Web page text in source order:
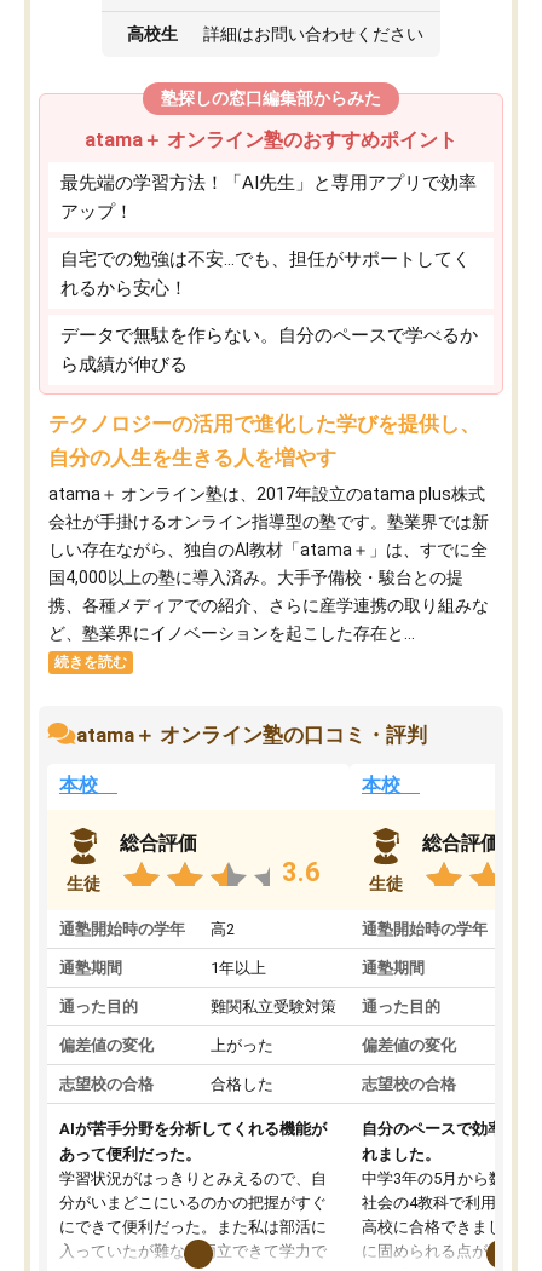
高校生 詳細はお問い合わせください
塾探しの窓口編集部からみた
atama＋ オンライン塾のおすすめポイント
最先端の学習方法！「AI先生」と専用アプリで効率
アップ！
自宅での勉強は不安…でも、担任がサポートしてく
れるから安心！
データで無駄を作らない。自分のペースで学べるか
ら成績が伸びる
テクノロジーの活用で進化した学びを提供し、
自分の人生を生きる人を増やす
atama＋ オンライン塾は、2017年設立のatama plus株式
会社が手掛けるオンライン指導型の塾です。塾業界では新
しい存在ながら、独自のAI教材「atama＋」は、すでに全
国4,000以上の塾に導入済み。大手予備校・駿台との提
携、各種メディアでの紹介、さらに産学連携の取り組みな
ど、塾業界にイノベーションを起こした存在と...
続きを読む
atama＋ オンライン塾の口コミ・評判
本校
生徒
総合評価
3.6
通塾開始時の学年 高2
通塾期間 1年以上
通った目的 難関私立受験対策
偏差値の変化 上がった
志望校の合格 合格した
AIが苦手分野を分析してくれる機能が
あって便利だった。
学習状況がはっきりとみえるので、自
分がいまどこにいるのかの把握がすぐ
にできて便利だった。また私は部活に
入っていたが難なく両立できて学力で
本校
生徒
総合評価
通塾開始時の学年
通塾期間
通った目的
偏差値の変化
志望校の合格
自分のペースで効率よく
れました。
中学3年の5月から数学・
社会の4教科で利用し、
高校に合格できました。
に固められる点が魅力で